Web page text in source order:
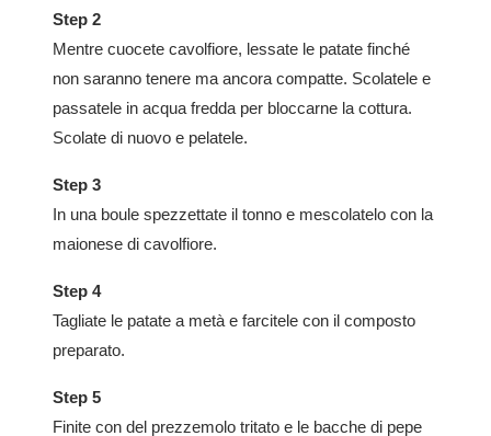
Step 2
Mentre cuocete cavolfiore, lessate le patate finché
non saranno tenere ma ancora compatte. Scolatele e
passatele in acqua fredda per bloccarne la cottura.
Scolate di nuovo e pelatele.
Step 3
In una boule spezzettate il tonno e mescolatelo con la
maionese di cavolfiore.
Step 4
Tagliate le patate a metà e farcitele con il composto
preparato.
Step 5
Finite con del prezzemolo tritato e le bacche di pepe